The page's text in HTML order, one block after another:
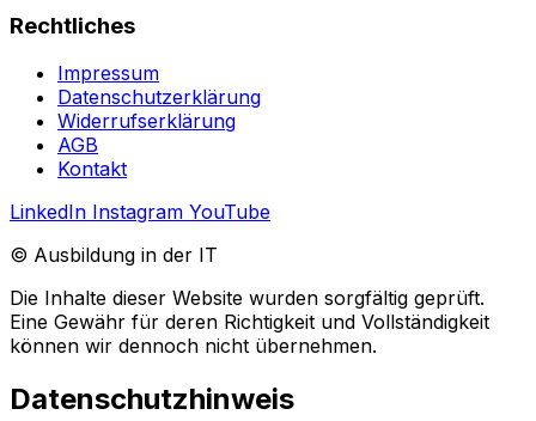
Rechtliches
Impressum
Datenschutzerklärung
Widerrufserklärung
AGB
Kontakt
LinkedIn Instagram YouTube
© Ausbildung in der IT
Die Inhalte dieser Website wurden sorgfältig geprüft.
Eine Gewähr für deren Richtigkeit und Vollständigkeit
können wir dennoch nicht übernehmen.
Datenschutzhinweis